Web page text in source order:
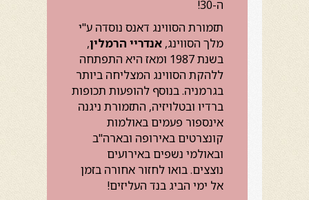
ה-30!
תזמורת הסווינג דאנס נוסדה ע"י
מלך הסווינג, אנדריי הרמלין,
בשנת 1987 ומאז היא התפתחה
ללהקת הסווינג המצליחה ביותר
בגרמניה. בנוסף להופעות תכופות
ברדיו ובטלויזיה, התזמורת ניגנה
אינספור פעמים באולמות
קונצרטים באירופה ובארה"ב
ובאולמי נשפים באירועים
נוצצים. בואו לחזור אחורה בזמן
אל ימי הביג בנד העליזים!